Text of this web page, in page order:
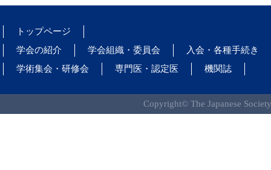
トップページ
学会の紹介
学会組織・委員会
入会・各種手続き
学術集会・研修会
専門医・認定医 機関誌
Copyright© The Japanese